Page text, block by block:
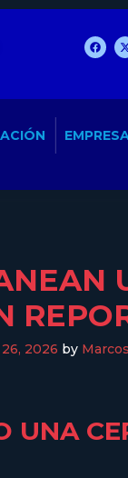
2026 by
UNA